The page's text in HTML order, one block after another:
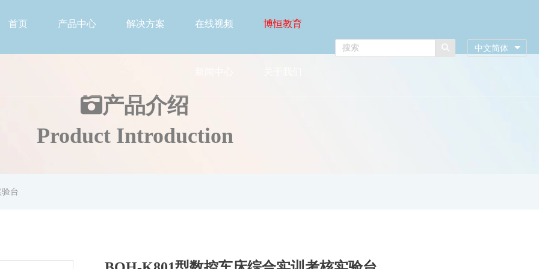
首页 产品中心 解决方案 在线视频 博恒教育
中文简体
产品介绍
Product Introduction
台